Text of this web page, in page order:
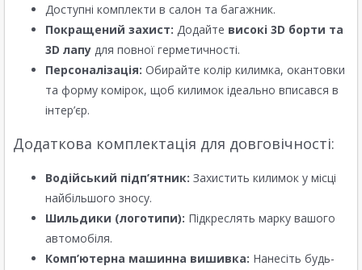
Доступні комплекти в салон та багажник.
Покращений захист: Додайте високі 3D борти та
3D лапу для повної герметичності.
Персоналізація: Обирайте колір килимка, окантовки
та форму комірок, щоб килимок ідеально вписався в
інтер’єр.
Додаткова комплектація для довговічності:
Водійський підп’ятник: Захистить килимок у місці
найбільшого зносу.
Шильдики (логотипи): Підкреслять марку вашого
автомобіля.
Комп’ютерна машинна вишивка: Нанесіть будь-